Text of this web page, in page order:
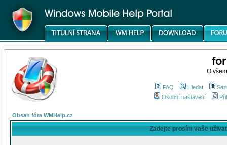
O
FAQ Hledat
Osobní nastavení
Obsah fóra WMHelp.cz
Zadejte prosím vaše